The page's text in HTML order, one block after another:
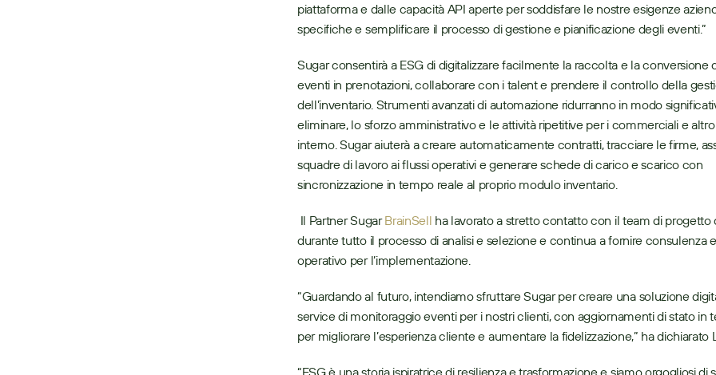
piattaforma e dalle capacità API aperte per soddisfare le nostre esigenze
specifiche e semplificare il processo di gestione e pianificazione degli eventi.”
Sugar consentirà a ESG di digitalizzare facilmente la raccolta e la conversione
eventi in prenotazioni, collaborare con i talent e prendere il controllo della
dell’inventario. Strumenti avanzati di automazione ridurranno in modo
eliminare, lo sforzo amministrativo e le attività ripetitive per i commerciali e
interno. Sugar aiuterà a creare automaticamente contratti, tracciare le firme,
squadre di lavoro ai flussi operativi e generare schede di carico e scarico con
sincronizzazione in tempo reale al proprio modulo inventario.
Il Partner Sugar BrainSell ha lavorato a stretto contatto con il team di progetto
durante tutto il processo di analisi e selezione e continua a fornire consulenza
operativo per l’implementazione.
“Guardando al futuro, intendiamo sfruttare Sugar per creare una soluzione
service di monitoraggio eventi per i nostri clienti, con aggiornamenti di stato in
per migliorare l’esperienza cliente e aumentare la fidelizzazione,” ha dichiarato
“ESG è una storia ispiratrice di resilienza e trasformazione e siamo orgogliosi di